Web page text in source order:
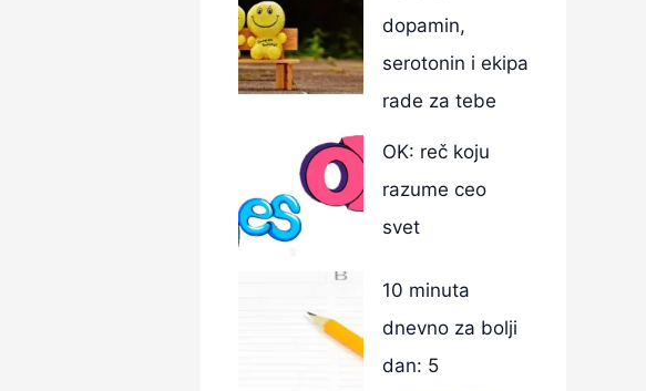
dopamin,
serotonin i ekipa
rade za tebe
OK: reč koju
razume ceo
svet
10 minuta
dnevno za bolji
dan: 5